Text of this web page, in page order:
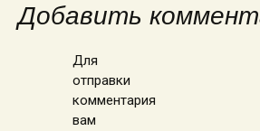
Добавить
Для
отправки
комментария
вам